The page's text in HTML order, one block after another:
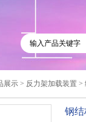
展示 > 反力架加载装置 >
钢